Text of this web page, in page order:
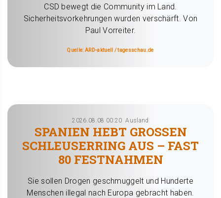
CSD bewegt die Community im Land.
Sicherheitsvorkehrungen wurden verschärft. Von
Paul Vorreiter.
Quelle: ARD-aktuell / tagesschau.de
2026.08.08 00:20Ausland
SPANIEN HEBT GROSSEN S
CHLEUSERRING AUS – FAST 8
0 FESTNAHMEN
Sie sollen Drogen geschmuggelt und Hunderte
Menschen illegal nach Europa gebracht haben.